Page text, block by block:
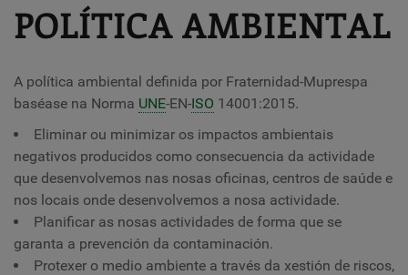
POLÍTICA AMBIENTAL
A política ambiental definida por Fraternidad-Muprespa
baséase na Norma UNE-EN-ISO 14001:2015.
Eliminar ou minimizar os impactos ambientais
negativos producidos como consecuencia da actividade
que desenvolvemos nas nosas oficinas, centros de saúde e
nos locais onde desenvolvemos a nosa actividade.
Planificar as nosas actividades de forma que se
garanta a prevención da contaminación.
Protexer o medio ambiente a través da xestión de riscos,